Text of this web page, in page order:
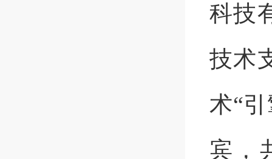
科技
技术
术“
宾，